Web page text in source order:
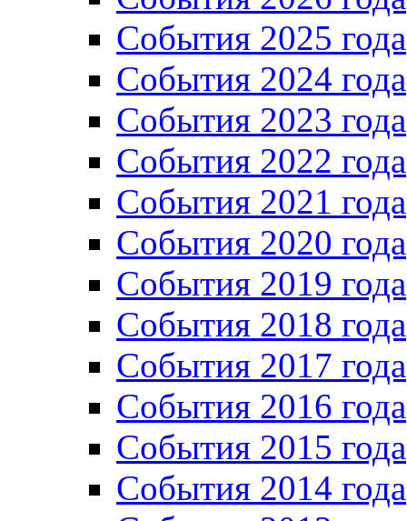
События 2025 года
События 2024 года
События 2023 года
Cобытия 2022 года
Cобытия 2021 года
События 2020 года
События 2019 года
События 2018 года
События 2017 года
События 2016 года
События 2015 года
События 2014 года